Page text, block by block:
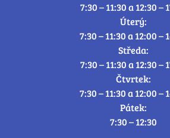
7:30 – 11:30 a 12:30 –
Úterý:
7:30 – 11:30 a 12:00 –
Středa:
7:30 – 11:30 a 12:30 –
Čtvrtek:
7:30 – 11:30 a 12:00 –
Pátek:
7:30 – 12:30